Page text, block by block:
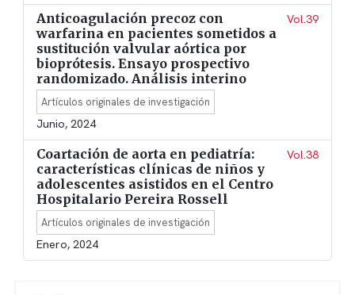
Anticoagulación precoz con
warfarina en pacientes sometidos a
sustitución valvular aórtica por
bioprótesis. Ensayo prospectivo
randomizado. Análisis interino
Vol.39
Artículos originales de investigación
Junio, 2024
Coartación de aorta en pediatría:
características clínicas de niños y
adolescentes asistidos en el Centro
Hospitalario Pereira Rossell
Vol.38
Artículos originales de investigación
Enero, 2024